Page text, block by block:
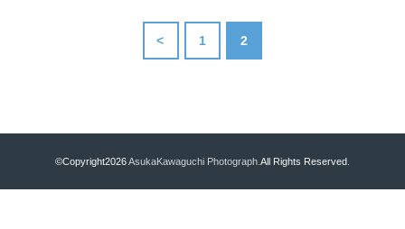
< 1 2
©Copyright2026AsukaKawaguchi Photograph.All Rights Reserved.